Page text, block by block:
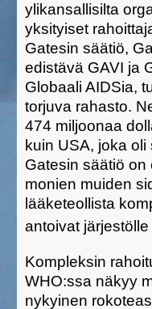
ylikansallisilta
yksityiset
Gatesin säätiö,
edistävä GAVI ja
Globaali AIDSia,
torjuva rahasto.
474 miljoonaa
kuin USA, joka oli
Gatesin säätiö
monien muiden
lääketeollista
antoivat
Kompleksin
WHO:ssa näkyy
nykyinen